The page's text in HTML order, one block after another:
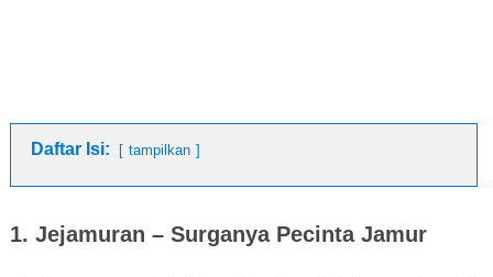
Daftar Isi: tampilkan
1. Jejamuran – Surganya Pecinta Jamur